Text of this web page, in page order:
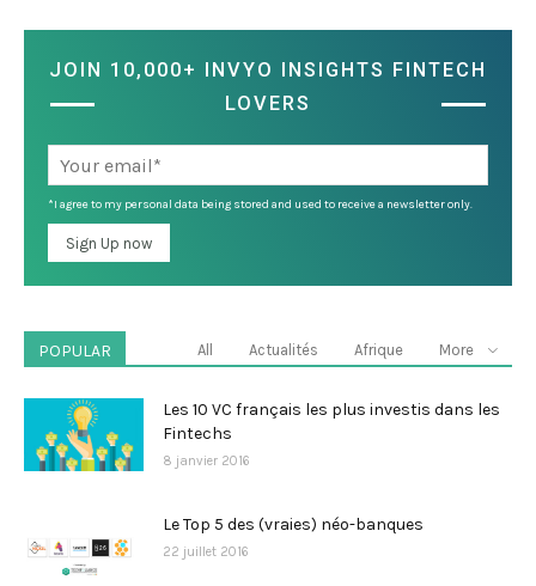
JOIN 10,000+ INVYO INSIGHTS FINTECH
LOVERS
*I agree to my personal data being stored and used to receive a newsletter only.
POPULAR All Actualités Afrique More
Les 10 VC français les plus investis dans les
Fintechs
8 janvier 2016
Le Top 5 des (vraies) néo-banques
22 juillet 2016